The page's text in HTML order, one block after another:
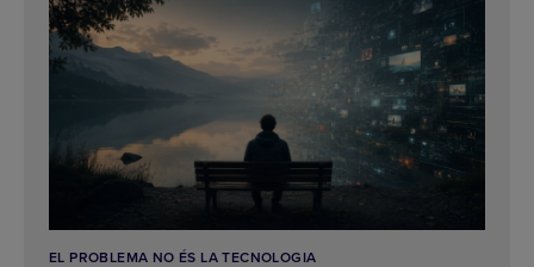
EL PROBLEMA NO ÉS LA TECNOLOGIA